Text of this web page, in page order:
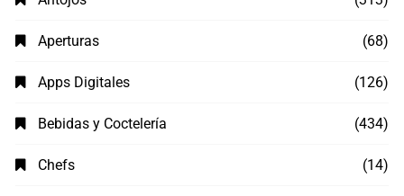
Aperturas (68)
Apps Digitales (126)
Bebidas y Coctelería (434)
Chefs (14)